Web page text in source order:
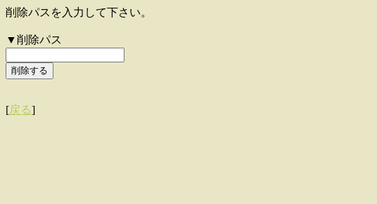
削除パスを入力して下さい。
▼削除パス
[戻る]